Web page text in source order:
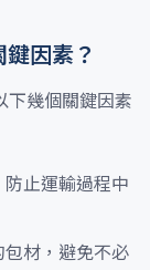
因素？
下幾個關鍵因素
止運輸過程中
材，避免不必